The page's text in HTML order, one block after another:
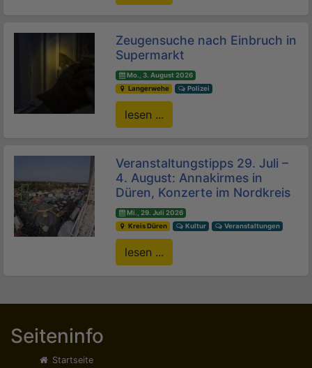
Zeugensuche nach Einbruch in
Supermarkt
Mo., 3. August 2026
Langerwehe
Polizei
lesen ...
Veranstaltungstipps 29. Juli –
4. August: Annakirmes in
Düren, Konzerte im Nordkreis
Mi., 29. Juli 2026
Kreis Düren
Kultur Veranstaltungen
lesen ...
Seiteninfo
Startseite